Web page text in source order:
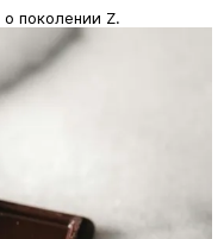
поколении Z.